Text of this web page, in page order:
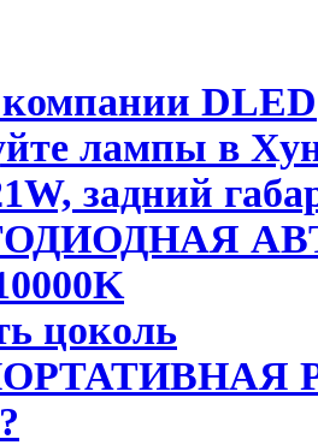
DLED
лампы в
задний
цоколь